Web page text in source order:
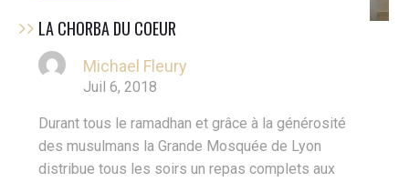
LA CHORBA DU COEUR
Michael Fleury
Juil 6, 2018
Durant tous le ramadhan et grâce à la générosité
des musulmans la Grande Mosquée de Lyon
distribue tous les soirs un repas complets aux